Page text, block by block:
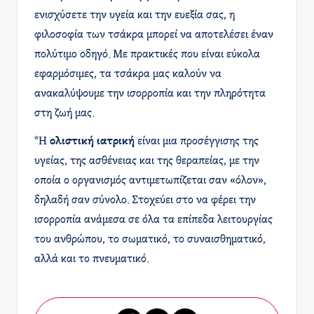
ενισχύσετε την υγεία και την ευεξία σας, η
φιλοσοφία των τσάκρα μπορεί να αποτελέσει έναν
πολύτιμο οδηγό. Με πρακτικές που είναι εύκολα
εφαρμόσιμες, τα τσάκρα μας καλούν να
ανακαλύψουμε την ισορροπία και την πληρότητα
στη ζωή μας.
*Η ολιστική ιατρική είναι μια προσέγγισης της
υγείας, της ασθένειας και της θεραπείας, με την
οποία ο οργανισμός αντιμετωπίζεται σαν «όλον»,
δηλαδή σαν σύνολο. Στοχεύει στο να φέρει την
ισορροπία ανάμεσα σε όλα τα επίπεδα λειτουργίας
του ανθρώπου, το σωματικό, το συναισθηματικό,
αλλά και το πνευματικό.